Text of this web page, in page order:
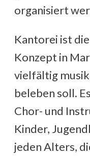
organisiert
Kantorei ist
Konzept in
vielfältig
beleben soll.
Chor- und
Kinder,
jeden Alters,